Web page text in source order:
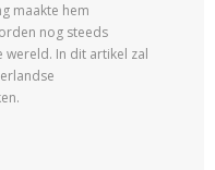
maakte hem
nog steeds
In dit artikel zal